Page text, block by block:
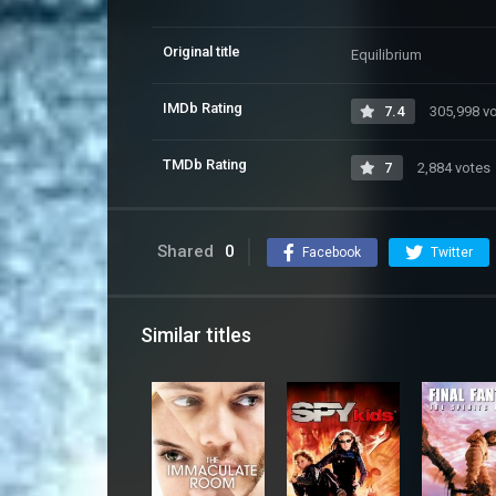
Original title Equilibrium
IMDb Rating 7.4 305,998
TMDb Rating 7 2,884 votes
Shared 0 Facebook Twitter
Similar titles